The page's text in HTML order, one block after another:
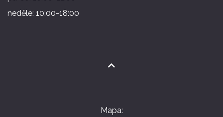
neděle: 10:00-18:00
Mapa: